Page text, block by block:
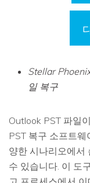
Stellar
일 복구
Outlook PST 파일
PST 복구 소프트
양한 시나리오에서
수 있습니다. 이 도